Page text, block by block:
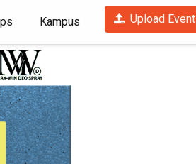
Kampus Upload Event